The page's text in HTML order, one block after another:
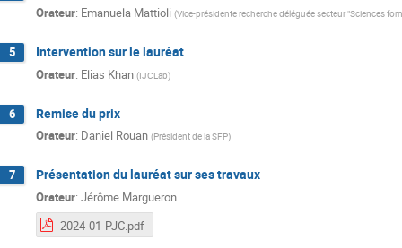
Orateur: Emanuela Mattioli (Vice-présidente recherche déléguée secteur "Sciences
5 Intervention sur le lauréat
Orateur: Elias Khan (IJCLab)
6 Remise du prix
Orateur: Daniel Rouan (Président de la SFP)
7 Présentation du lauréat sur ses travaux
Orateur: Jérôme Margueron
2024-01-PJC.pdf